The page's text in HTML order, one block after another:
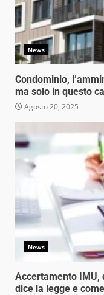
News
Condominio,
ma solo in questo
Agosto 20, 2025
News
Accertamento IMU,
dice la legge e